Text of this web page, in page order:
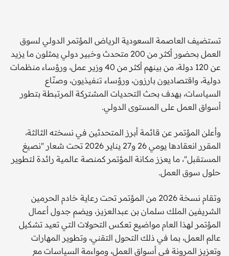
تستضيف العاصمة السعودية الرياض المؤتمر الدولي لسوق
العمل بحضور أكثر من 200 متحدث وخبير دولي يمثلون ما يزيد
عن 120 دولة، من بينهم أكثر من 40 وزير عمل، ورؤساء منظمات
دولية، واقتصاديون بارزون، ورؤساء تنفيذيون، وصنّاع
السياسات، بهدف بحث التحديات المشتركة المرتبطة بتطور
أسواق العمل على المستوى الدولي.
وأعلن المؤتمر عن قائمة أبرز المتحدثين في نسخته الثالثة،
المقرر انعقادها يومي 26 و27 يناير 2026 تحت شعار "نصيغ
المستقبل"، ما يعزز مكانة المؤتمر كمنصة عالمية رائدة لتطوير
حلول سوق العمل.
وتقام نسخة 2026 من المؤتمر تحت رعاية خادم الحرمين
الشريفين الملك سلمان بن عبدالعزيز، ويضم جدول أعمال
المؤتمر لهذا العام مواضيع تعكس التحولات التي تعيد تشكيل
عالم العمل، بما في ذلك التحول التقني، وتطوير المهارات
وتعزيز المرونة في أسواق العمل، ومواءمة السياسات مع